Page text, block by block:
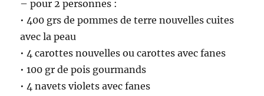
– pour 2 personnes :
• 400 grs de pommes de terre nouvelles cuites
avec la peau
• 4 carottes nouvelles ou carottes avec fanes
• 100 gr de pois gourmands
• 4 navets violets avec fanes